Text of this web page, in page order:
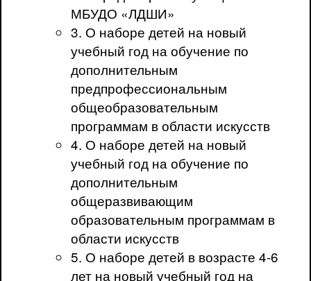
МБУДО «ЛДШИ»
3. О наборе детей на новый
учебный год на обучение по
дополнительным
предпрофессиональным
общеобразовательным
программам в области искусств
4. О наборе детей на новый
учебный год на обучение по
дополнительным
общеразвивающим
образовательным программам в
области искусств
5. О наборе детей в возрасте 4-6
лет на новый учебный год на